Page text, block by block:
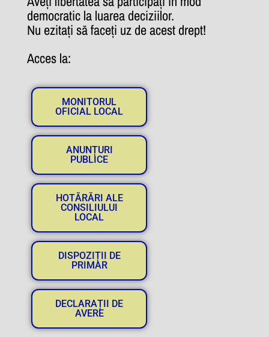
democratic la luarea deciziilor.
Nu ezitați să faceți uz de acest drept!
Acces la:
MONITORUL
OFICIAL LOCAL
ANUNȚURI
PUBLICE
HOTĂRĂRI ALE
CONSILIULUI
LOCAL
DISPOZIȚII DE
PRIMAR
DECLARAȚII DE
AVERE